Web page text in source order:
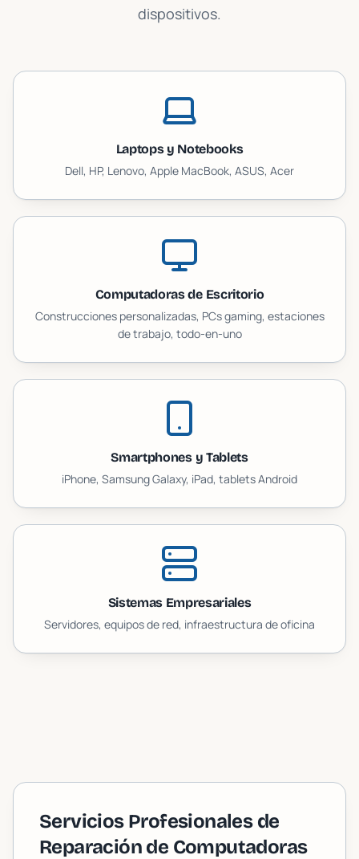
dispositivos.
Laptops y Notebooks
Dell, HP, Lenovo, Apple MacBook, ASUS, Acer
Computadoras de Escritorio
Construcciones personalizadas, PCs gaming, estaciones
de trabajo, todo-en-uno
Smartphones y Tablets
iPhone, Samsung Galaxy, iPad, tablets Android
Sistemas Empresariales
Servidores, equipos de red, infraestructura de oficina
Servicios Profesionales de
Reparación de Computadoras